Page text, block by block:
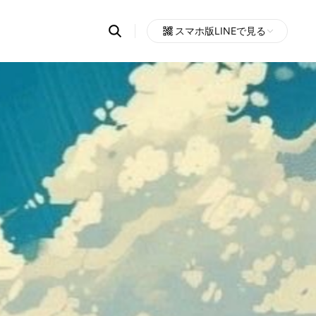
Search
OpenChats
messages
search
area
スマホ版LINEで見る